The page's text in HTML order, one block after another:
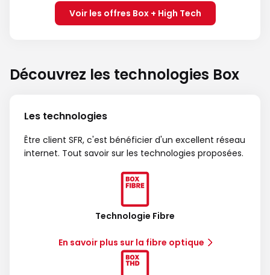
Voir les offres Box + High Tech
Découvrez les technologies Box
Les technologies
Être client SFR, c'est bénéficier d'un excellent réseau
internet. Tout savoir sur les technologies proposées.
Technologie Fibre
En savoir plus sur la fibre optique